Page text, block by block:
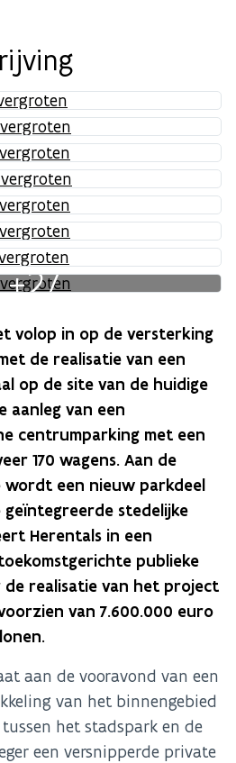
+27
volop in op de versterking
de realisatie van een
op de site van de huidige
aanleg van een
centrumparking met een
170 wagens. Aan de
wordt een nieuw parkdeel
geïntegreerde stedelijke
Herentals in een
publieke
realisatie van het project
van 7.600.000 euro
aan de vooravond van een
van het binnengebied
tussen het stadspark en de
een versnipperde private